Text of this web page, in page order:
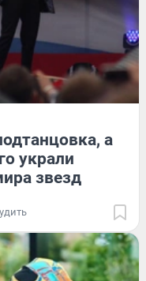
а
украли
звезд